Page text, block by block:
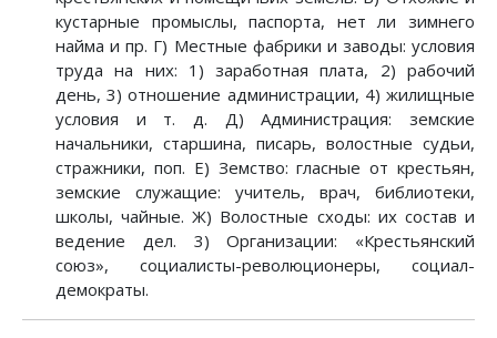
кустарные промыслы, паспорта, нет ли зимнего
найма и пр. Г) Местные фабрики и заводы: условия
труда на них: 1) заработная плата, 2) рабочий
день, 3) отношение администрации, 4) жилищные
условия и т. д. Д) Администрация: земские
начальники, старшина, писарь, волостные судьи,
стражники, поп. Е) Земство: гласные от крестьян,
земские служащие: учитель, врач, библиотеки,
школы, чайные. Ж) Волостные сходы: их состав и
ведение дел. 3) Организации: «Крестьянский
союз», социалисты-революционеры, социал-
демократы.